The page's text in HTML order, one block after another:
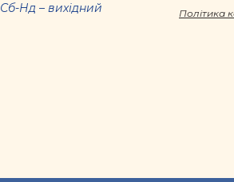
Сб-Нд – вихідний
Політика